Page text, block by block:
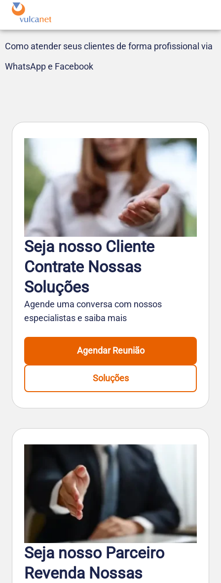
Como atender seus clientes de forma profissional via
WhatsApp e Facebook
Seja nosso Cliente
Contrate Nossas
Soluções
Agende uma conversa com nossos
especialistas e saiba mais
Agendar Reunião
Soluções
Seja nosso Parceiro
Revenda Nossas